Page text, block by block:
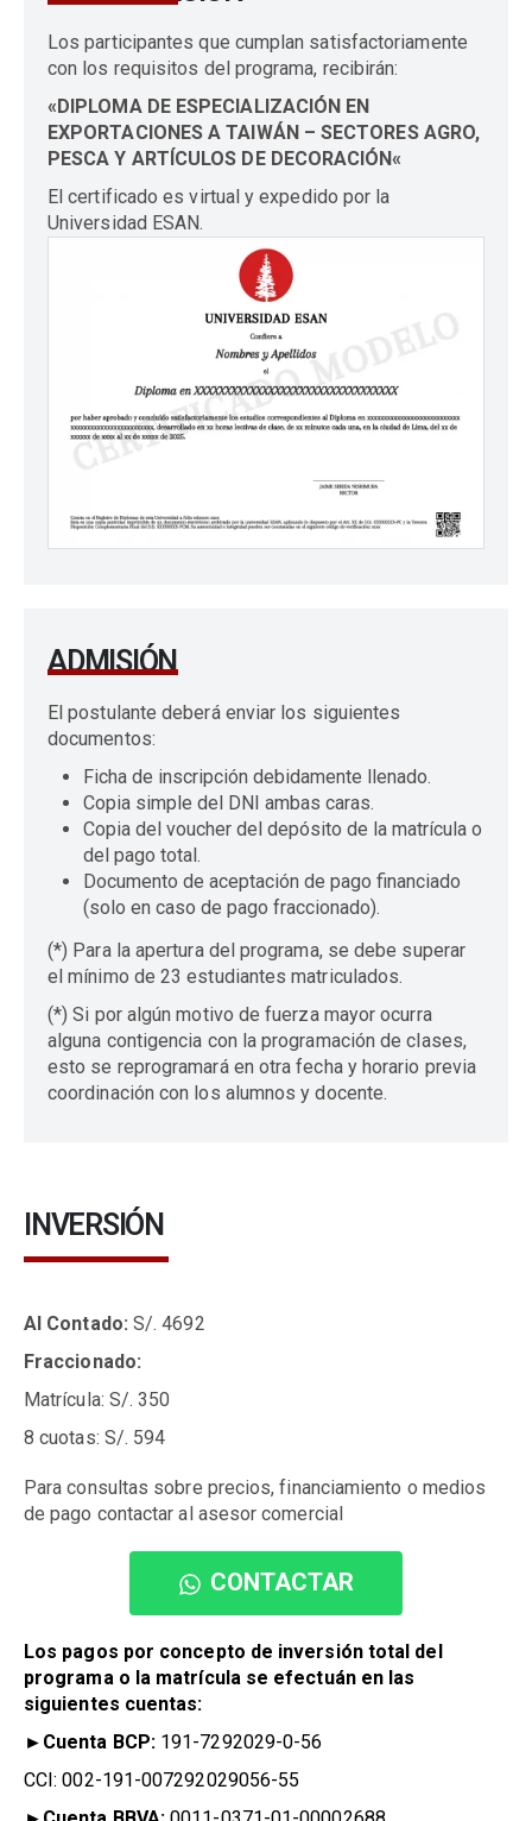
Los participantes que cumplan satisfactoriamente
con los requisitos del programa, recibirán:
«DIPLOMA DE ESPECIALIZACIÓN EN
EXPORTACIONES A TAIWÁN – SECTORES AGRO,
PESCA Y ARTÍCULOS DE DECORACIÓN«
El certificado es virtual y expedido por la
Universidad ESAN.
ADMISIÓN
El postulante deberá enviar los siguientes
documentos:
Ficha de inscripción debidamente llenado.
Copia simple del DNI ambas caras.
Copia del voucher del depósito de la matrícula o
del pago total.
Documento de aceptación de pago financiado
(solo en caso de pago fraccionado).
(*) Para la apertura del programa, se debe superar
el mínimo de 23 estudiantes matriculados.
(*) Si por algún motivo de fuerza mayor ocurra
alguna contigencia con la programación de clases,
esto se reprogramará en otra fecha y horario previa
coordinación con los alumnos y docente.
INVERSIÓN
Al Contado: S/.4692
Fraccionado:
Matrícula: S/.350
8 cuotas: S/. 594
Para consultas sobre precios, financiamiento o medios
de pago contactar al asesor comercial
CONTACTAR
Los pagos por concepto de inversión total del
programa o la matrícula se efectuán en las
siguientes cuentas:
► Cuenta BCP: 191-7292029-0-56
CCI:002-191-007292029056-55